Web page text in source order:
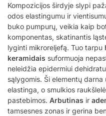
Kompozicijos širdyje slypi
odos elastingumu ir
buko pumpurų, veikia kaip
komponentas, skatinantis
lyginti mikroreljefą. Tuo tarpu
keramidais suformuoja
neleidžia epidermiui
sąlygomis. Ši elementų
elastinga, o smulkios
pastebimos. Arbutinas ir
tamsesnes zonas ir gerina